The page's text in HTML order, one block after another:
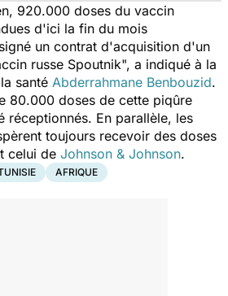
920.000 doses du vaccin
d'ici la fin du mois
un contrat d'acquisition d'un
russe Spoutnik", a indiqué à la
santé Abderrahmane Benbouzid.
80.000 doses de cette piqûre
réceptionnés. En parallèle, les
toujours recevoir des doses
celui de Johnson & Johnson.
AFRIQUE